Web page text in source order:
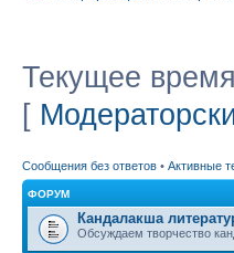
Текущее
[
Сообщения без ответов • Активные
ФОРУМ
Кандалакша
Обсуждаем творчество